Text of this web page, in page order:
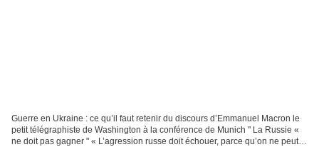
Guerre en Ukraine : ce qu’il faut retenir du discours d’Emmanuel Macron le
petit télégraphiste de Washington à la conférence de Munich " La Russie «
ne doit pas gagner " « L’agression russe doit échouer, parce qu’on ne peut